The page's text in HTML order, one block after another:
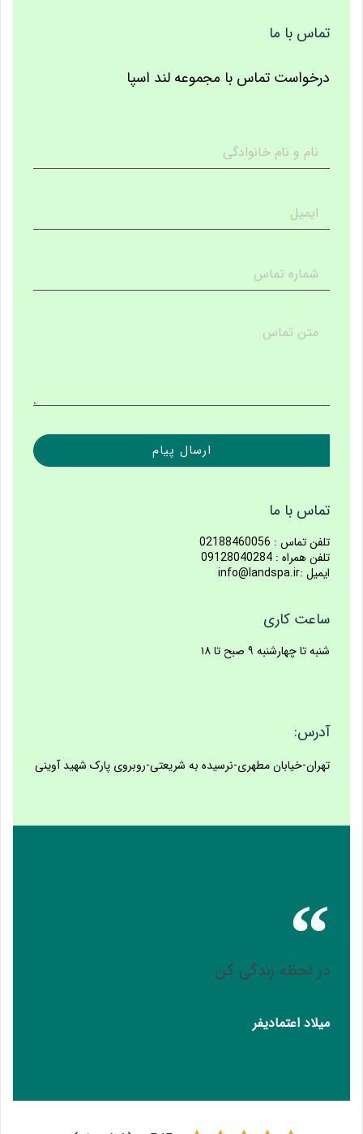
تماس با ما
درخواست تماس با مجموعه لند اسپا
ارسال پیام
تماس با ما
تلفن تماس : 02188460056
تلفن همراه : 09128040284
ایمیل :info@landspa.ir
ساعت کاری
شنبه تا چهارشنبه ۹ صبح تا ۱۸
آدرس:
تهران-خیابان مطهری-نرسیده به شریعتی-روبروی پارک شهید آوینی
در لحظه زندگی کن
میلاد اعتمادیفر